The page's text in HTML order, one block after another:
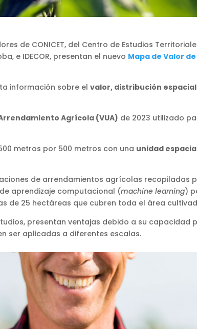
de CONICET, del Centro de Estudios
e IDECOR, presentan el nuevo Mapa de Valor
información sobre el valor, distribución
Agrícola (VUA) de 2023 utilizado
metros por 500 metros con una unidad
de arrendamientos agrícolas recopiladas
aprendizaje computacional (machine learning)
de 25 hectáreas que cubren toda el área
presentan ventajas debido a su capacidad
ser aplicadas a diferentes escalas.